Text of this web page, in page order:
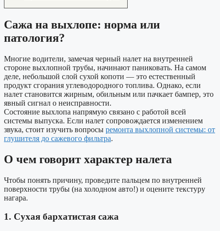
Сажа на выхлопе: норма или
патология?
Многие водители, замечая черный налет на внутренней
стороне выхлопной трубы, начинают паниковать. На самом
деле, небольшой слой сухой копоти — это естественный
продукт сгорания углеводородного топлива. Однако, если
налет становится жирным, обильным или пачкает бампер, это
явный сигнал о неисправности.
Состояние выхлопа напрямую связано с работой всей
системы выпуска. Если налет сопровождается изменением
звука, стоит изучить вопросы ремонта выхлопной системы: от
глушителя до сажевого фильтра.
О чем говорит характер налета
Чтобы понять причину, проведите пальцем по внутренней
поверхности трубы (на холодном авто!) и оцените текстуру
нагара.
1. Сухая бархатистая сажа